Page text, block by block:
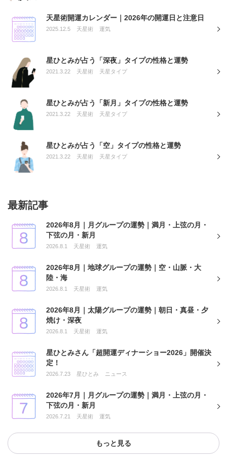
天星術開運カレンダー｜2026年の開運日と注意日
2025.12.5 天星術 運気
星ひとみが占う「深夜」タイプの性格と運勢
2021.3.22 天星術 天星タイプ
星ひとみが占う「新月」タイプの性格と運勢
2021.3.22 天星術 天星タイプ
星ひとみが占う「空」タイプの性格と運勢
2021.3.22 天星術 天星タイプ
最新記事
2026年8月｜月グループの運勢｜満月・上弦の月・
下弦の月・新月
2026.8.1 天星術 運気
2026年8月｜地球グループの運勢｜空・山脈・大
陸・海
2026.8.1 天星術 運気
2026年8月｜太陽グループの運勢｜朝日・真昼・夕
焼け・深夜
2026.8.1 天星術 運気
星ひとみさん「超開運ディナーショー2026」開催決
定！
2026.7.23 星ひとみ ニュース
2026年7月｜月グループの運勢｜満月・上弦の月・
下弦の月・新月
2026.7.21 天星術 運気
もっと見る